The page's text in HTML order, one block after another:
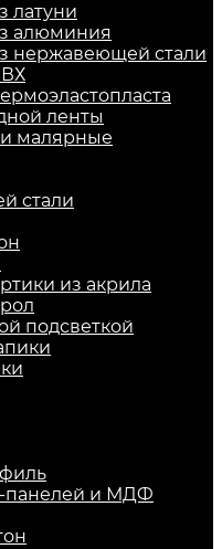
латуни
алюминия
нержавеющей стали
ленты
малярные
стали
из акрила
подсветкой
панелей и МДФ